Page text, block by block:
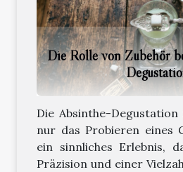
Die Rolle von Zubehör
Die Absinthe-
nur das Probieren eines
ein sinnliches Erlebnis,
Präzision und einer